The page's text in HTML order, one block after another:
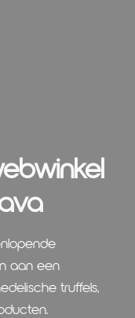
aan een
truffels,